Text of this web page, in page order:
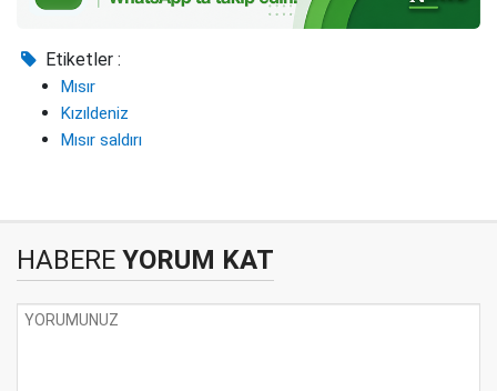
Etiketler :
Mısır
Kızıldeniz
Mısır saldırı
HABERE YORUM KAT